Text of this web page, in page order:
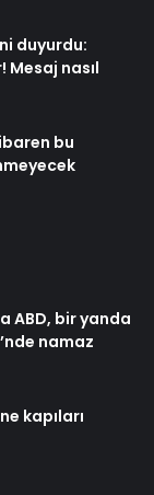
duyurdu:
Mesaj nasıl
bu
ABD, bir yanda
namaz
kapıları